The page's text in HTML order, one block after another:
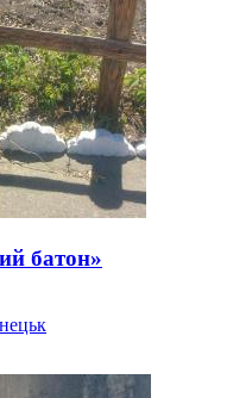
батон»